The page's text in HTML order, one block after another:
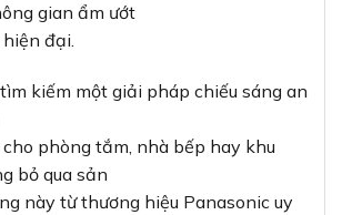
gian ẩm ướt
đại.
kiếm một giải pháp chiếu sáng an
phòng tắm, nhà bếp hay khu
bỏ qua sản
này từ thương hiệu Panasonic uy